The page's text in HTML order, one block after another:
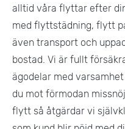
alltid våra flyttar efter
med flyttstädning, flytt
även transport och
bostad. Vi är fullt
ägodelar med
du mot förmodan
flytt så åtgärdar vi